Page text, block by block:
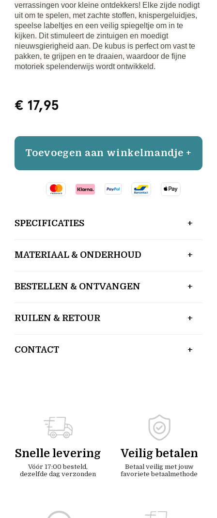
verrassingen voor kleine ontdekkers! Elke zijde nodigt
uit om te spelen, met zachte stoffen, knispergeluidjes,
speelse labeltjes en een veilig spiegeltje om in te
kijken. Dit stimuleert de zintuigen en moedigt
nieuwsgierigheid aan. De kubus is perfect om vast te
pakken, te grijpen en te draaien, waardoor de fijne
motoriek spelenderwijs wordt ontwikkeld.
€ 17,95
Toevoegen aan winkelmandje +
SPECIFICATIES
MATERIAAL & ONDERHOUD
BESTELLEN & ONTVANGEN
RUILEN & RETOUR
CONTACT
Snelle levering
Vóór 17:00 besteld,
dezelfde dag verzonden
Veilig betalen
Betaal veilig met jouw
favoriete betaalmethode